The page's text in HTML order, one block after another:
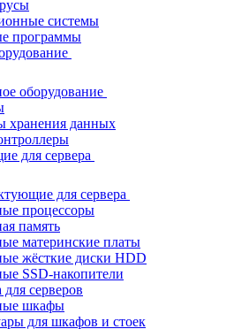
системы
программы
оборудование
хранения данных
для сервера
для сервера
процессоры
память
материнские платы
жёсткие диски HDD
SSD-накопители
серверов
шкафы
для шкафов и стоек